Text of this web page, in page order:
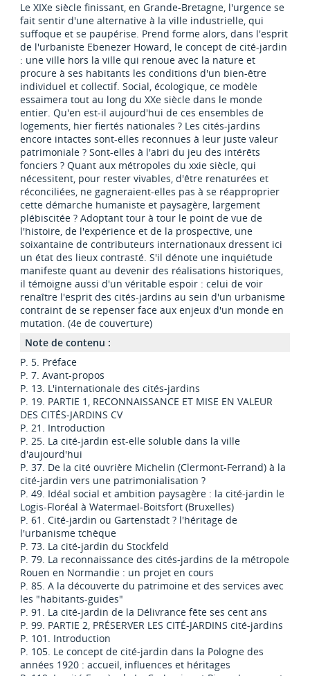
Le XIXe siècle finissant, en Grande-Bretagne, l'urgence se
fait sentir d'une alternative à la ville industrielle, qui
suffoque et se paupérise. Prend forme alors, dans l'esprit
de l'urbaniste Ebenezer Howard, le concept de cité-jardin
: une ville hors la ville qui renoue avec la nature et
procure à ses habitants les conditions d'un bien-être
individuel et collectif. Social, écologique, ce modèle
essaimera tout au long du XXe siècle dans le monde
entier. Qu'en est-il aujourd'hui de ces ensembles de
logements, hier fiertés nationales ? Les cités-jardins
encore intactes sont-elles reconnues à leur juste valeur
patrimoniale ? Sont-elles à l'abri du jeu des intérêts
fonciers ? Quant aux métropoles du xxie siècle, qui
nécessitent, pour rester vivables, d'être renaturées et
réconciliées, ne gagneraient-elles pas à se réapproprier
cette démarche humaniste et paysagère, largement
plébiscitée ? Adoptant tour à tour le point de vue de
l'histoire, de l'expérience et de la prospective, une
soixantaine de contributeurs internationaux dressent ici
un état des lieux contrasté. S'il dénote une inquiétude
manifeste quant au devenir des réalisations historiques,
il témoigne aussi d'un véritable espoir : celui de voir
renaître l'esprit des cités-jardins au sein d'un urbanisme
contraint de se repenser face aux enjeux d'un monde en
mutation. (4e de couverture)
Note de contenu :
P. 5. Préface
P. 7. Avant-propos
P. 13. L'internationale des cités-jardins
P. 19. PARTIE 1, RECONNAISSANCE ET MISE EN VALEUR
DES CITÉS-JARDINS CV
P. 21. Introduction
P. 25. La cité-jardin est-elle soluble dans la ville
d'aujourd'hui
P. 37. De la cité ouvrière Michelin (Clermont-Ferrand) à la
cité-jardin vers une patrimonialisation ?
P. 49. Idéal social et ambition paysagère : la cité-jardin le
Logis-Floréal à Watermael-Boitsfort (Bruxelles)
P. 61. Cité-jardin ou Gartenstadt ? l'héritage de
l'urbanisme tchèque
P. 73. La cité-jardin du Stockfeld
P. 79. La reconnaissance des cités-jardins de la métropole
Rouen en Normandie : un projet en cours
P. 85. A la découverte du patrimoine et des services avec
les "habitants-guides"
P. 91. La cité-jardin de la Délivrance fête ses cent ans
P. 99. PARTIE 2, PRÉSERVER LES CITÉ-JARDINS cité-jardins
P. 101. Introduction
P. 105. Le concept de cité-jardin dans la Pologne des
années 1920 : accueil, influences et héritages